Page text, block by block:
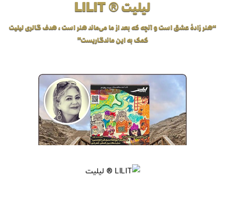
لیلیت ® LILIT
“هنر زادهٔ عشق است و آنچه که بعد از ما می‌ماند هنر است، هدف گالری لیلیت
کمک به این ماندگاریست”